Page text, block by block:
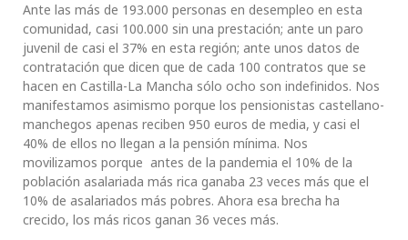
Ante las más de 193.000 personas en desempleo en esta
comunidad, casi 100.000 sin una prestación; ante un paro
juvenil de casi el 37% en esta región; ante unos datos de
contratación que dicen que de cada 100 contratos que se
hacen en Castilla-La Mancha sólo ocho son indefinidos. Nos
manifestamos asimismo porque los pensionistas castellano-
manchegos apenas reciben 950 euros de media, y casi el
40% de ellos no llegan a la pensión mínima. Nos
movilizamos porque antes de la pandemia el 10% de la
población asalariada más rica ganaba 23 veces más que el
10% de asalariados más pobres. Ahora esa brecha ha
crecido, los más ricos ganan 36 veces más.